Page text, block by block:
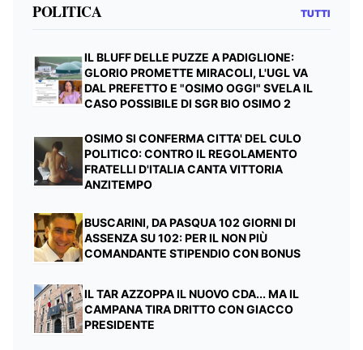
POLITICA TUTTI
IL BLUFF DELLE PUZZE A PADIGLIONE:
GLORIO PROMETTE MIRACOLI, L'UGL VA
DAL PREFETTO E "OSIMO OGGI" SVELA IL
CASO POSSIBILE DI SGR BIO OSIMO 2
OSIMO SI CONFERMA CITTA' DEL CULO
POLITICO: CONTRO IL REGOLAMENTO
FRATELLI D'ITALIA CANTA VITTORIA
ANZITEMPO
BUSCARINI, DA PASQUA 102 GIORNI DI
ASSENZA SU 102: PER IL NON PIÙ
COMANDANTE STIPENDIO CON BONUS
IL TAR AZZOPPA IL NUOVO CDA... MA IL
CAMPANA TIRA DRITTO CON GIACCO
PRESIDENTE